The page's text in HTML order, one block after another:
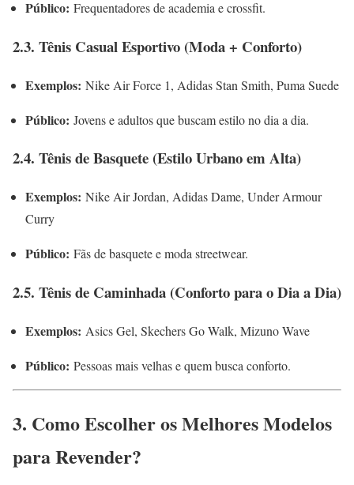
Público: Frequentadores de academia e crossfit.
2.3. Tênis Casual Esportivo (Moda + Conforto)
Exemplos: Nike Air Force 1, Adidas Stan Smith, Puma Suede
Público: Jovens e adultos que buscam estilo no dia a dia.
2.4. Tênis de Basquete (Estilo Urbano em Alta)
Exemplos: Nike Air Jordan, Adidas Dame, Under Armour
Curry
Público: Fãs de basquete e moda streetwear.
2.5. Tênis de Caminhada (Conforto para o Dia a Dia)
Exemplos: Asics Gel, Skechers Go Walk, Mizuno Wave
Público: Pessoas mais velhas e quem busca conforto.
3. Como Escolher os Melhores Modelos
para Revender?